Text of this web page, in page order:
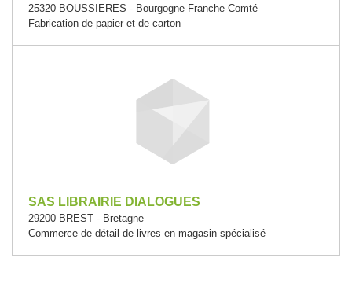
25320 BOUSSIERES - Bourgogne-Franche-Comté
Fabrication de papier et de carton
SAS LIBRAIRIE DIALOGUES
29200 BREST - Bretagne
Commerce de détail de livres en magasin spécialisé